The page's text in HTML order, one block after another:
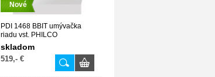
Nové
PDI 1468 BBIT umývačka
riadu vst. PHILCO
skladom
519,- €